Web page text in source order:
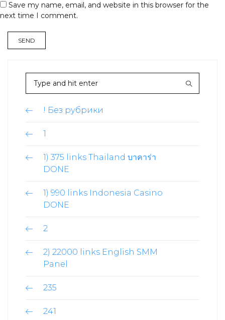
Save my name, email, and website in this browser for the
next time I comment.
! Без рубрики
1
1) 375 links Thailand บาคาร่า
DONE
1) 990 links Indonesia Casino
DONE
2
2) 22000 links English SMM
Panel
235
241